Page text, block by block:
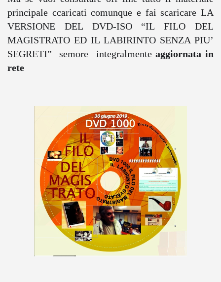
principale ccaricati comunque e fai scaricare LA
VERSIONE DEL DVD-ISO “IL FILO DEL
MAGISTRATO ED IL LABIRINTO SENZA PIU’
SEGRETI” semore integralmenteaggiornata in
rete